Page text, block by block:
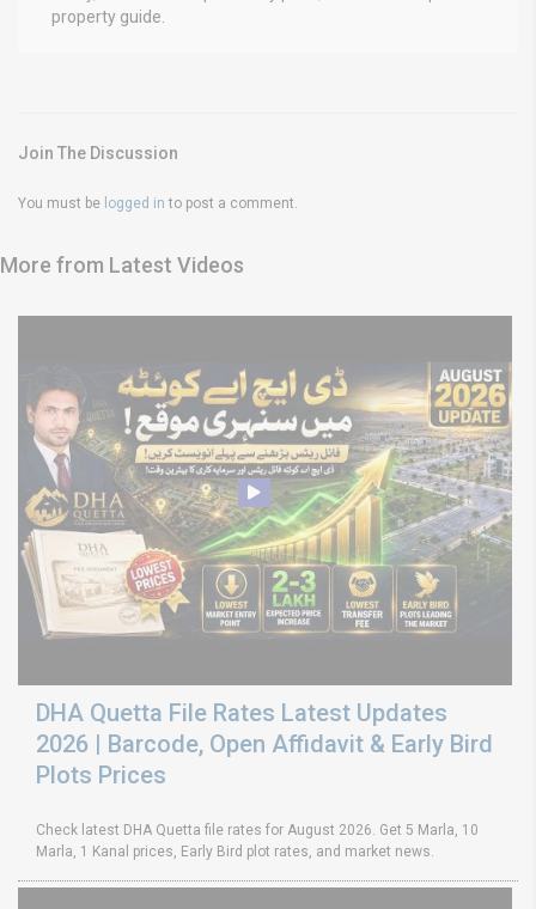
property guide.
Join The Discussion
You must be logged in to post a comment.
More from Latest Videos
DHA Quetta File Rates Latest Updates
2026 | Barcode, Open Affidavit & Early Bird
Plots Prices
Check latest DHA Quetta file rates for August 2026. Get 5 Marla, 10
Marla, 1 Kanal prices, Early Bird plot rates, and market news.